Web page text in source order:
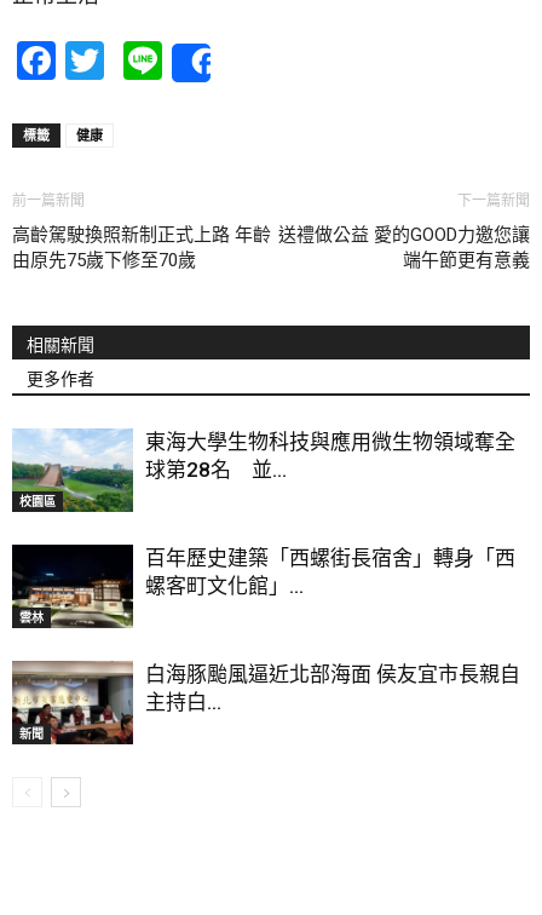
Facebook
Twitter
Line
標籤 健康
前一篇新聞
高齡駕駛換照新制正式上路 年齡
由原先75歲下修至70歲
下一篇新聞
送禮做公益 愛的GOOD力邀您讓
端午節更有意義
相關新聞
更多作者
校園區
東海大學生物科技與應用微生物領域奪全
球第28名 並...
雲林
百年歷史建築「西螺街長宿舍」轉身「西
螺客町文化館」...
新聞
白海豚颱風逼近北部海面 侯友宜市長親自
主持白...